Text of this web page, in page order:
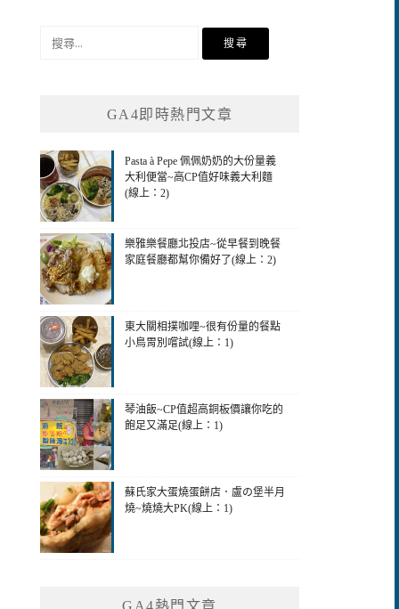
GA4即時熱門文章
Pasta à Pepe 佩佩奶奶的大份量義
大利便當~高CP值好味義大利麵
(線上：2)
樂雅樂餐廳北投店~從早餐到晚餐
家庭餐廳都幫你備好了(線上：2)
東大關相撲咖哩~很有份量的餐點
小鳥胃別嚐試(線上：1)
琴油飯~CP值超高銅板價讓你吃的
飽足又滿足(線上：1)
蘇氏家大蛋燒蛋餅店．盧の堡半月
燒~燒燒大PK(線上：1)
GA4熱門文章